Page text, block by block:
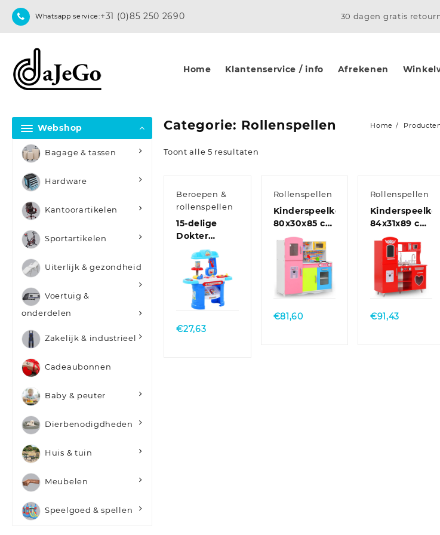
Whatsapp service:+31 (0)85 250 2690 30 dagen gratis
Home Klantenservice / info Afrekenen
Webshop
Bagage & tassen
Hardware
Kantoorartikelen
Sportartikelen
Uiterlijk & gezondheid
Voertuig &
onderdelen
Zakelijk & industrieel
Cadeaubonnen
Baby & peuter
Dierbenodigdheden
Huis & tuin
Meubelen
Speelgoed & spellen
Categorie: Rollenspellen Home
Toont alle 5 resultaten
Beroepen &
rollenspellen
15-delige
Dokter
speelset
38x30x67,5
Quick
View
€27,63
Rollenspellen
Kinderspeelkeuken
80x30x85 cm
MDF
meerkleurig
Quick
View
€81,60
Rollenspellen
84x31x89 cm
MDF rood
Quick
View
€91,43